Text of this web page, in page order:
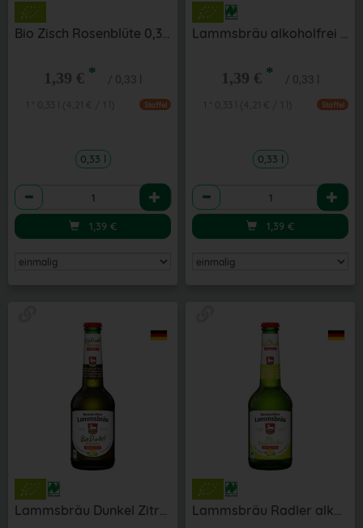
Bio Zisch Rosenblüte 0,33 l
1,39 € * / 0,33 l
Staffel
0,33 l
Anzahl
1,39 €
Lammsbräu alkoholfrei 0,33 l
1,39 € * / 0,33 l
Staffel
0,33 l
Anzahl
1,39 €
Lammsbräu Dunkel Zitrone alkoholfrei 0,33 l Lammsbräu Radler alkoholfrei 0,33 l